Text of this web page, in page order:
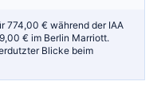
774,00 € während der IAA
€ im Berlin Marriott.
Blicke beim